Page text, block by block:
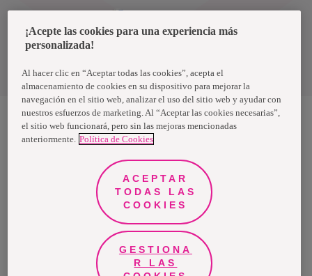
Términos y condiciones
Nosotras, una marca de Essity - una compañía global líder en
mundo, utilizan nuestros productos, servicios y soluciones. Nuestro
propósito es romper barreras por el bienestar en beneficio de
consumidores, pacientes, cuidadores, clientes y la sociedad en
general. Vendemos en aproximadamente 150 países bajo las
principales marcas globales TENA y Tork, así como otras marcas
como Actimove, Cutimed, JOBST, Knix, Leukoplast, Libero, Libresse,
Lotus, Modibodi, Nosotras, Saba, Tempo, TOM Organic y Zewa. En
2024, Essity tuvo ventas de aproximadamente 13 mil millones de
euros y empleó a 36,000 personas. La sede de la compañía está
ubicada en Estocolmo, Suecia, y Essity cotiza en Nasdaq Estocolmo.
Más información en www.essity.com.
¡Acepte las cookies para una experiencia más
personalizada!
Al hacer clic en “Aceptar todas las cookies”, acepta el
almacenamiento de cookies en su dispositivo para mejorar la
navegación en el sitio web, analizar el uso del sitio web y ayudar con
nuestros esfuerzos de marketing. Al “Aceptar las cookies necesarias”,
el sitio web funcionará, pero sin las mejoras mencionadas
anteriormente. Política de Cookies
ACEPTAR
TODAS LAS
COOKIES
GESTIONA
R LAS